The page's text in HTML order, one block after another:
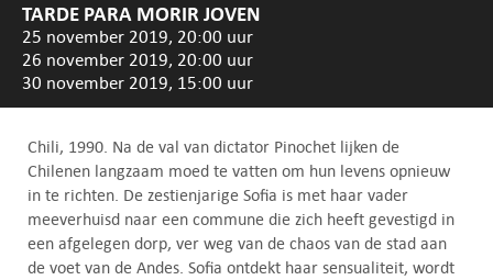
TARDE PARA MORIR JOVEN
25 november 2019, 20:00 uur
26 november 2019, 20:00 uur
30 november 2019, 15:00 uur
Chili, 1990. Na de val van dictator Pinochet lijken de
Chilenen langzaam moed te vatten om hun levens opnieuw
in te richten. De zestienjarige Sofia is met haar vader
meeverhuisd naar een commune die zich heeft gevestigd in
een afgelegen dorp, ver weg van de chaos van de stad aan
de voet van de Andes. Sofia ontdekt haar sensualiteit, wordt